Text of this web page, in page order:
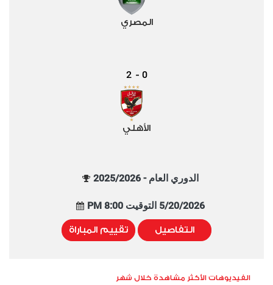
المصري
0
-
2
الأهلي
الدوري العام - 2025/2026
5/20/2026 التوقيت 8:00 PM
التفاصيل تقييم المباراة
الفيديوهات الأكثر مشاهدة خلال شهر